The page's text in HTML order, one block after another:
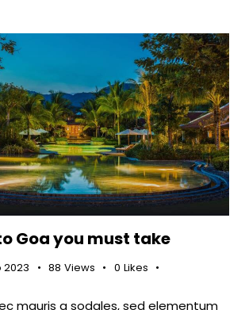
Goa you must take
2023 88 Views 0 Likes
mauris a sodales, sed elementum